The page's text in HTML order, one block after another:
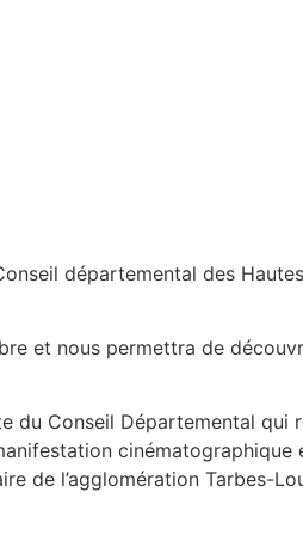
départemental des
et nous permettra de
du Conseil Départemental qui
cinématographique
de l’agglomération Tarbes-